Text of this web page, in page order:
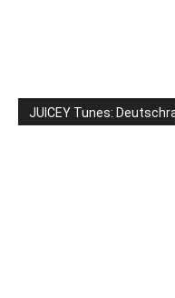
JUICEY Tunes: